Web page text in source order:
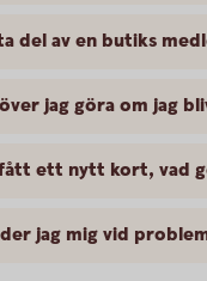
del av en butiks
jag göra om jag
ett nytt kort, vad
jag mig vid